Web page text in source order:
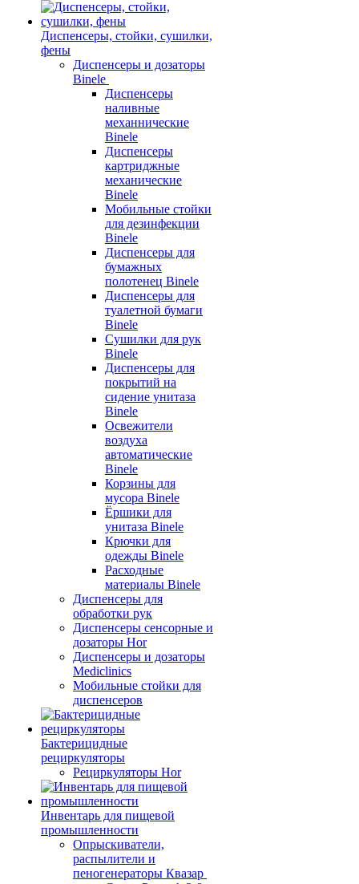
Диспенсеры, стойки, сушилки,
фены
Диспенсеры и дозаторы
Binele
Диспенсеры
наливные
механнические
Binele
Диспенсеры
картриджные
механические
Binele
Мобильные стойки
для дезинфекции
Binele
Диспенсеры для
бумажных
полотенец Binele
Диспенсеры для
туалетной бумаги
Binele
Сушилки для рук
Binele
Диспенсеры для
покрытий на
сидение унитаза
Binele
Освежители
воздуха
автоматические
Binele
Корзины для
мусора Binele
Ёршики для
унитаза Binele
Крючки для
одежды Binele
Расходные
материалы Binele
Диспенсеры для
обработки рук
Диспенсеры сенсорные и
дозаторы Hor
Диспенсеры и дозаторы
Mediclinics
Мобильные стойки для
диспенсеров
Бактерицидные
рециркуляторы
Рециркуляторы Hor
Инвентарь для пищевой
промышленности
Опрыскиватели,
распылители и
пеногенераторы Квазар